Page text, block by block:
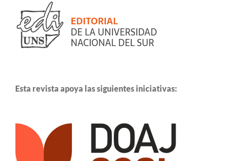
Esta revista apoya las siguientes iniciativas: